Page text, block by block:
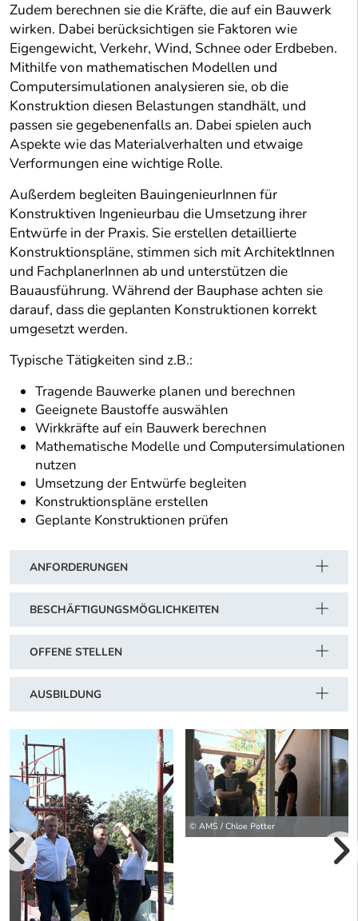
Zudem berechnen sie die Kräfte, die auf ein Bauwerk
wirken. Dabei berücksichtigen sie Faktoren wie
Eigengewicht, Verkehr, Wind, Schnee oder Erdbeben.
Mithilfe von mathematischen Modellen und
Computersimulationen analysieren sie, ob die
Konstruktion diesen Belastungen standhält, und
passen sie gegebenenfalls an. Dabei spielen auch
Aspekte wie das Materialverhalten und etwaige
Verformungen eine wichtige Rolle.
Außerdem begleiten BauingenieurInnen für
Konstruktiven Ingenieurbau die Umsetzung ihrer
Entwürfe in der Praxis. Sie erstellen detaillierte
Konstruktionspläne, stimmen sich mit ArchitektInnen
und FachplanerInnen ab und unterstützen die
Bauausführung. Während der Bauphase achten sie
darauf, dass die geplanten Konstruktionen korrekt
umgesetzt werden.
Typische Tätigkeiten sind z.B.:
Tragende Bauwerke planen und berechnen
Geeignete Baustoffe auswählen
Wirkkräfte auf ein Bauwerk berechnen
Mathematische Modelle und Computersimulationen
nutzen
Umsetzung der Entwürfe begleiten
Konstruktionspläne erstellen
Geplante Konstruktionen prüfen
ANFORDERUNGEN
BESCHÄFTIGUNGSMÖGLICHKEITEN
OFFENE STELLEN
AUSBILDUNG
© AMS / Chloe Potter